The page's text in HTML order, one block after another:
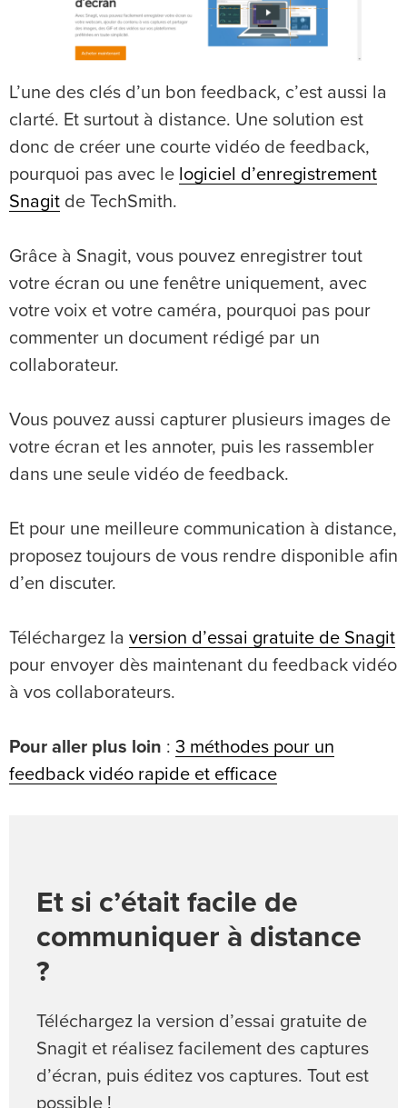
L’une des clés d’un bon feedback, c’est aussi la
clarté. Et surtout à distance. Une solution est
donc de créer une courte vidéo de feedback,
pourquoi pas avec le logiciel d’enregistrement
Snagit de TechSmith.
Grâce à Snagit, vous pouvez enregistrer tout
votre écran ou une fenêtre uniquement, avec
votre voix et votre caméra, pourquoi pas pour
commenter un document rédigé par un
collaborateur.
Vous pouvez aussi capturer plusieurs images de
votre écran et les annoter, puis les rassembler
dans une seule vidéo de feedback.
Et pour une meilleure communication à distance,
proposez toujours de vous rendre disponible afin
d’en discuter.
Téléchargez la version d’essai gratuite de Snagit
pour envoyer dès maintenant du feedback vidéo
à vos collaborateurs.
Pour aller plus loin : 3 méthodes pour un
feedback vidéo rapide et efficace
Et si c’était facile de
communiquer à distance
?
Téléchargez la version d’essai gratuite de
Snagit et réalisez facilement des captures
d’écran, puis éditez vos captures. Tout est
possible !